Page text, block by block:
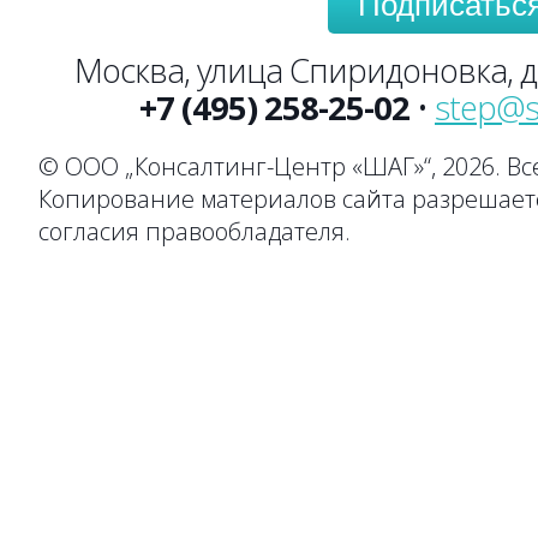
Москва, улица Спиридоновка,
+7 (495) 258-25-02 •
© ООО „Консалтинг-Центр «ШАГ»“, 2026.
Копирование материалов сайта
согласия правообладателя.